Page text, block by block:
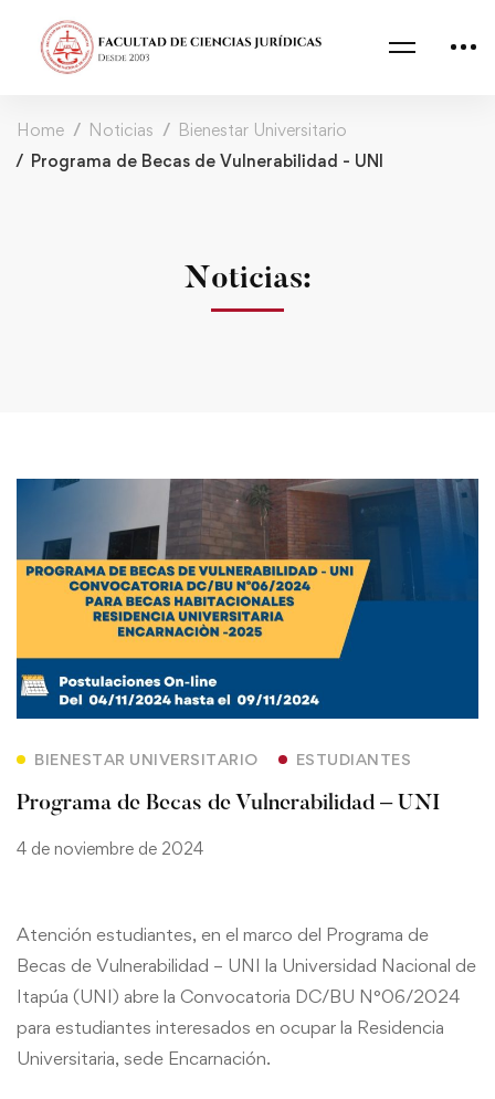
Home Noticias
Bienestar Universitario
Programa de Becas de Vulnerabilidad - UNI
Noticias:
BIENESTAR UNIVERSITARIO ESTUDIANTES
Programa de Becas de Vulnerabilidad – UNI
4 de noviembre de 2024
Atención estudiantes, en el marco del Programa de
Becas de Vulnerabilidad – UNI la Universidad Nacional de
Itapúa (UNI) abre la Convocatoria DC/BU N°06/2024
para estudiantes interesados en ocupar la Residencia
Universitaria, sede Encarnación.